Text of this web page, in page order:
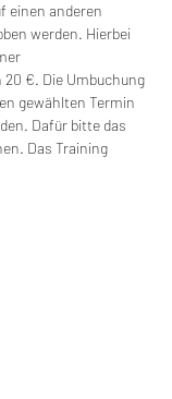
einen anderen
werden. Hierbei
€. Die Umbuchung
gewählten Termin
Dafür bitte das
Das Training